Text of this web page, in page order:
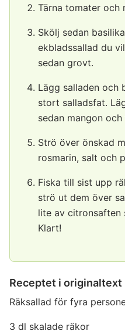
Tärna tomater och
Skölj sedan
ekbladssallad du
sedan grovt.
Lägg salladen och
stort salladsfat.
sedan mangon
Strö över önskad
rosmarin, salt och
Fiska till sist upp
strö ut dem över
lite av citronsaften
Klart!
Receptet i originaltext
Räksallad för fyra
3 dl skalade räkor